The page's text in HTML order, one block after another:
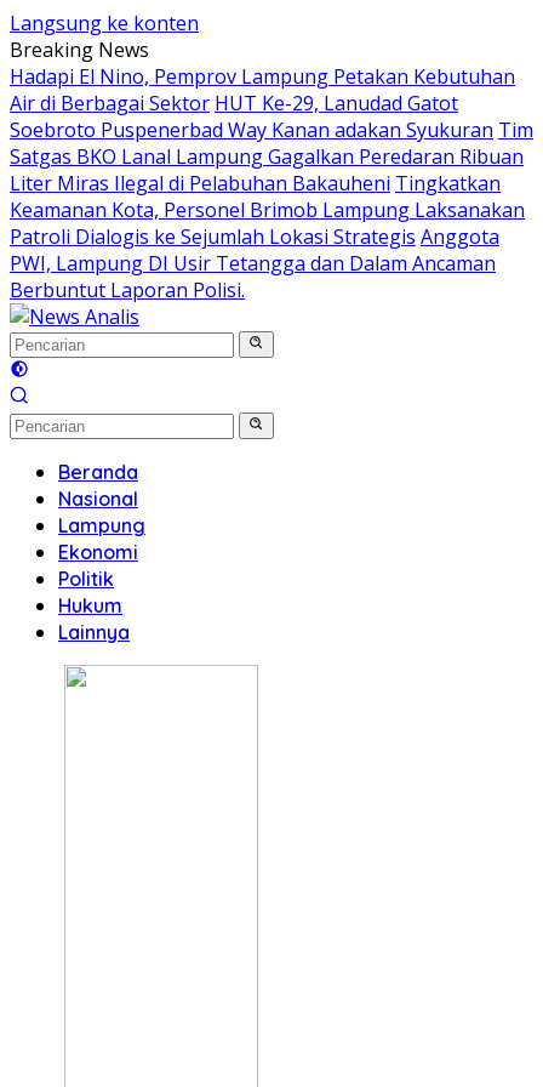
Langsung ke konten
Breaking News
Hadapi El Nino, Pemprov Lampung Petakan Kebutuhan
Air di Berbagai Sektor HUT Ke-29, Lanudad Gatot
Soebroto Puspenerbad Way Kanan adakan Syukuran Tim
Satgas BKO Lanal Lampung Gagalkan Peredaran Ribuan
Liter Miras Ilegal di Pelabuhan Bakauheni Tingkatkan
Keamanan Kota, Personel Brimob Lampung Laksanakan
Patroli Dialogis ke Sejumlah Lokasi Strategis Anggota
PWI, Lampung DI Usir Tetangga dan Dalam Ancaman
Berbuntut Laporan Polisi.
Beranda
Nasional
Lampung
Ekonomi
Politik
Hukum
Lainnya